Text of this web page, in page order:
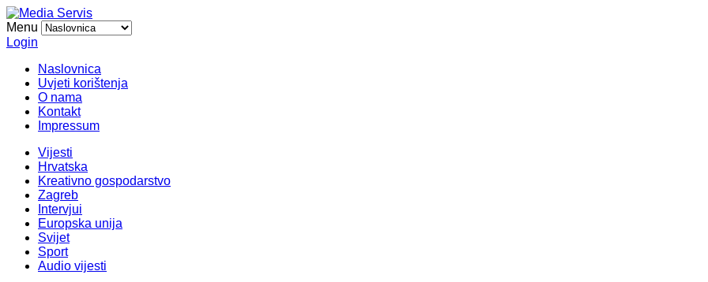
Menu
Login
Naslovnica
Uvjeti korištenja
O nama
Kontakt
Impressum
Vijesti
Hrvatska
Kreativno gospodarstvo
Zagreb
Intervjui
Europska unija
Svijet
Sport
Audio vijesti